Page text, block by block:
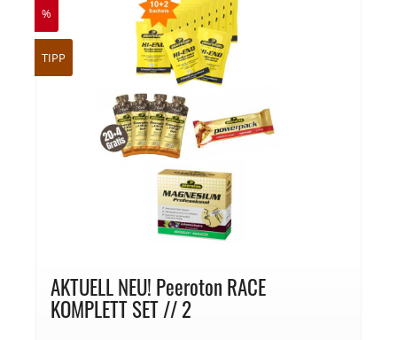
%
TIPP
AKTUELL NEU! Peeroton RACE
KOMPLETT SET // 2